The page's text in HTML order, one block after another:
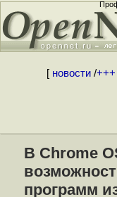
[ новости/+++
В Chrome
программ